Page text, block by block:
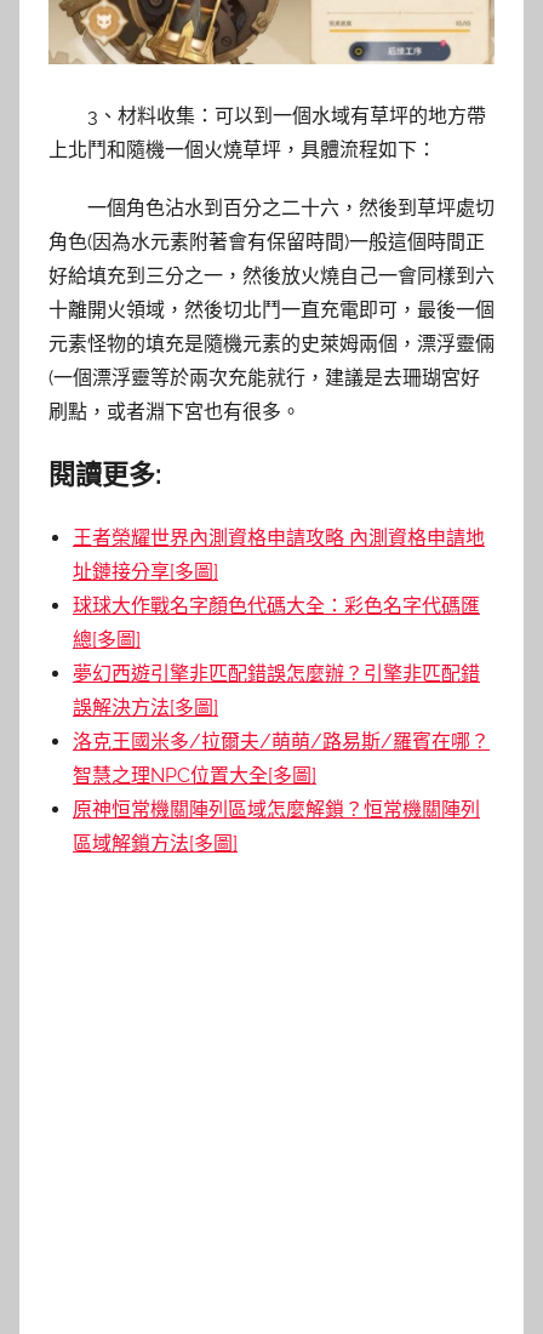
3、材料收集：可以到一個水域有草坪的地方帶
上北鬥和隨機一個火燒草坪，具體流程如下：
一個角色沾水到百分之二十六，然後到草坪處切
角色(因為水元素附著會有保留時間)一般這個時間正
好給填充到三分之一，然後放火燒自己一會同樣到六
十離開火領域，然後切北鬥一直充電即可，最後一個
元素怪物的填充是隨機元素的史萊姆兩個，漂浮靈倆
(一個漂浮靈等於兩次充能就行，建議是去珊瑚宮好
刷點，或者淵下宮也有很多。
閱讀更多:
王者榮耀世界內測資格申請攻略 內測資格申請地
址鏈接分享[多圖]
球球大作戰名字顏色代碼大全：彩色名字代碼匯
總[多圖]
夢幻西遊引擎非匹配錯誤怎麼辦？引擎非匹配錯
誤解決方法[多圖]
洛克王國米多/拉爾夫/萌萌/路易斯/羅賓在哪？
智慧之理NPC位置大全[多圖]
原神恒常機關陣列區域怎麼解鎖？恒常機關陣列
區域解鎖方法[多圖]